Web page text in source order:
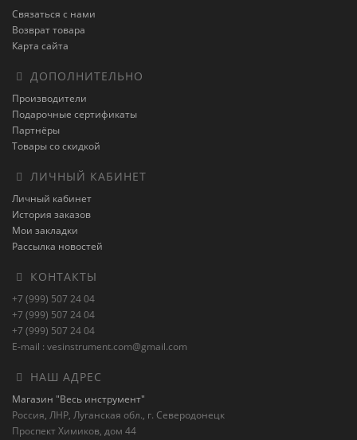
Связаться с нами
Возврат товара
Карта сайта
ДОПОЛНИТЕЛЬНО
Производители
Подарочные сертификаты
Партнёры
Товары со скидкой
ЛИЧНЫЙ КАБИНЕТ
Личный кабинет
История заказов
Мои закладки
Рассылка новостей
КОНТАКТЫ
+7 (999) 507 24 04
+7 (999) 507 24 04
+7 (999) 507 24 04
E-mail : vesinstrument.com@gmail.com
НАШ АДРЕС
Магазин "Весь инструмент"
Россия, ЛНР, Луганская обл., г. Северодонецк
Проспект Химиков, дом 44